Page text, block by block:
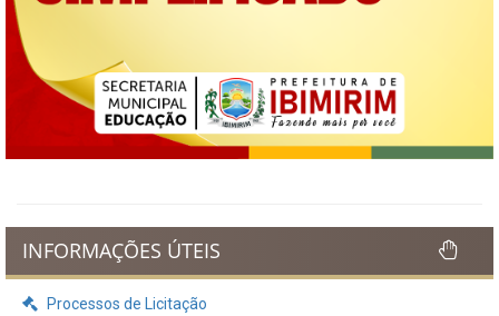
INFORMAÇÕES ÚTEIS
Processos de Licitação